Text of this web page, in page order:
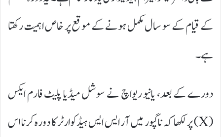
کے قیام کے سو سال مکمل ہونے کے موقع پر خاص اہمیت رکھتا
ہے۔
دورے کے بعد، یانیو ریواچ نے سوشل میڈیا پلیٹ فارم ایکس
(X) پر لکھا کہ ناگپور میں آر ایس ایس ہیڈکوارٹر کا دورہ کرنا اس